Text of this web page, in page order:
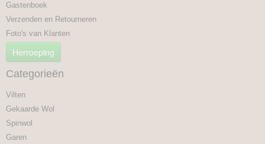
Gastenboek
Verzenden en Retourneren
Foto's van Klanten
Herroeping
Categorieën
Vilten
Gekaarde Wol
Spinwol
Garen